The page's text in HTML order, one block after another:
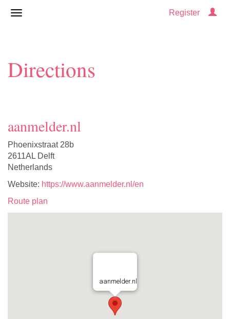
Register
Directions
aanmelder.nl
Phoenixstraat 28b
2611AL Delft
Netherlands
Website: https://www.aanmelder.nl/en
Route plan
aanmelder.nl